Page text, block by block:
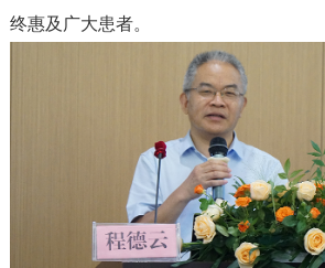
终惠及广大患者。